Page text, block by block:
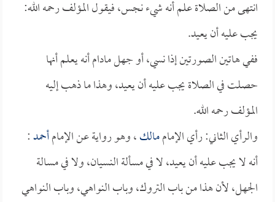
انتهى من الصلاة علم أنه شيء نجس، فيقول المؤلف رحمه الله:
يجب عليه أن يعيد.
ففي هاتين الصورتين إذا نسي، أو جهل مادام أنه يعلم أنها
حصلت في الصلاة يجب عليه أن يعيد، وهذا ما ذهب إليه
المؤلف رحمه الله.
والرأي الثاني: رأي الإماممالك، وهو رواية عن الإمامأحمد:
أنه لا يجب عليه أن يعيد، لا في مسألة النسيان، ولا في مسالة
الجهل، لأن هذا من باب التروك، وباب النواهي، وباب النواهي